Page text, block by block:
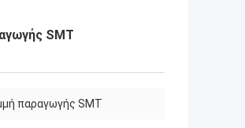
SMT
παραγωγής SMT